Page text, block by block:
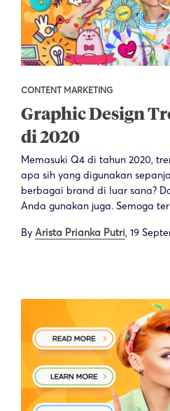
CONTENT MARKETING
Graphic Design
di 2020
Memasuki Q4 di tahun 2020,
apa sih yang digunakan
berbagai brand di luar sana?
Anda gunakan juga. Semoga
By Arista Prianka Putri, 19